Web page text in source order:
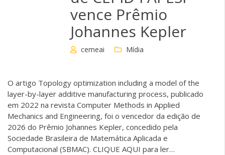
vence Prêmio
Johannes Kepler
cemeai Mídia
O artigo Topology optimization including a model of the
layer-by-layer additive manufacturing process, publicado
em 2022 na revista Computer Methods in Applied
Mechanics and Engineering, foi o vencedor da edição de
2026 do Prêmio Johannes Kepler, concedido pela
Sociedade Brasileira de Matemática Aplicada e
Computacional (SBMAC). CLIQUE AQUI para ler…